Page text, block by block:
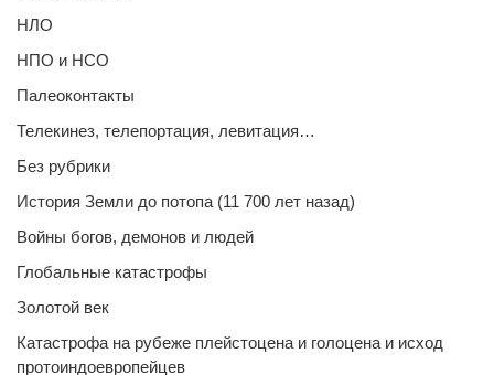
НЛО
НПО и НСО
Палеоконтакты
Телекинез, телепортация, левитация…
Без рубрики
История Земли до потопа (11 700 лет назад)
Войны богов, демонов и людей
Глобальные катастрофы
Золотой век
Катастрофа на рубеже плейстоцена и голоцена и исход
протоиндоевропейцев